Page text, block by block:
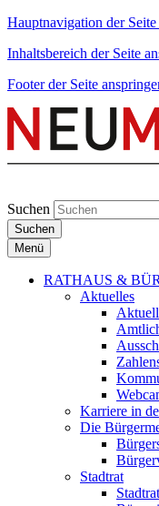
Hauptnavigation der Seite
Inhaltsbereich der Seite
Footer der Seite
Suchen
Suchen
Menü
RATHAUS &
Aktuelles
Karriere in
Die
Stadtrat